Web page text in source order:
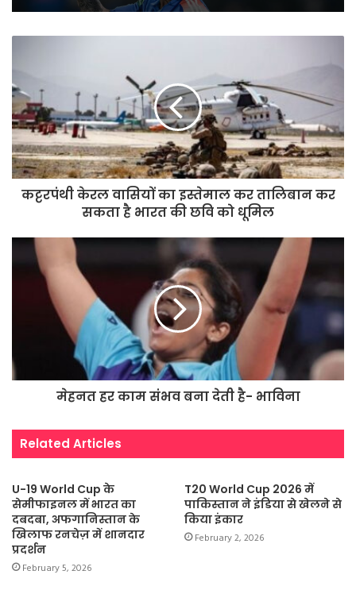
हुए अफगानिस्तान वनडे सीरीज से बाहर
कट्टरपंथी केरल वासियों का इस्तेमाल कर तालिबान कर
सकता है भारत की छवि को धूमिल
मेहनत हर काम संभव बना देती है- भाविना
Related Articles
U-19 World Cup के
सेमीफाइनल में भारत का
दबदबा, अफगानिस्तान के
खिलाफ रनचेज़ में शानदार
प्रदर्शन
February 5, 2026
T20 World Cup 2026 में
पाकिस्तान ने इंडिया से खेलने से
किया इंकार
February 2, 2026